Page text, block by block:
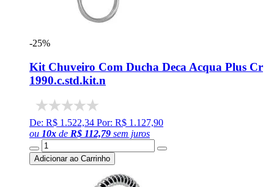
-25%
Kit Chuveiro Com Ducha Deca Acqua Plus Cr
1990.c.std.kit.n
De: R$ 1.522,34 Por: R$ 1.127,90
ou 10x de R$ 112,79 sem juros
Adicionar ao Carrinho